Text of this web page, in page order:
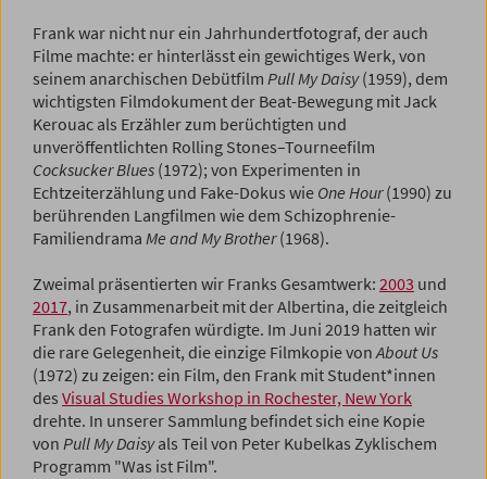
Frank war nicht nur ein Jahrhundertfotograf, der auch
Filme machte: er hinterlässt ein gewichtiges Werk, von
seinem anarchischen Debütfilm Pull My Daisy(1959), dem
wichtigsten Filmdokument der Beat-Bewegung mit Jack
Kerouac als Erzähler zum berüchtigten und
unveröffentlichten Rolling Stones–Tourneefilm
Cocksucker Blues (1972); von Experimenten in
Echtzeiterzählung und Fake-Dokus wie One Hour(1990) zu
berührenden Langfilmen wie dem Schizophrenie-
Familiendrama Me and My Brother(1968).
Zweimal präsentierten wir Franks Gesamtwerk: 2003 und
2017, in Zusammenarbeit mit der Albertina, die zeitgleich
Frank den Fotografen würdigte. Im Juni 2019 hatten wir
die rare Gelegenheit, die einzige Filmkopie vonAbout Us
(1972) zu zeigen: ein Film, den Frank mit Student*innen
des Visual Studies Workshop in Rochester, New York
drehte. In unserer Sammlung befindet sich eine Kopie
von Pull My Daisyals Teil von Peter Kubelkas Zyklischem
Programm "Was ist Film".